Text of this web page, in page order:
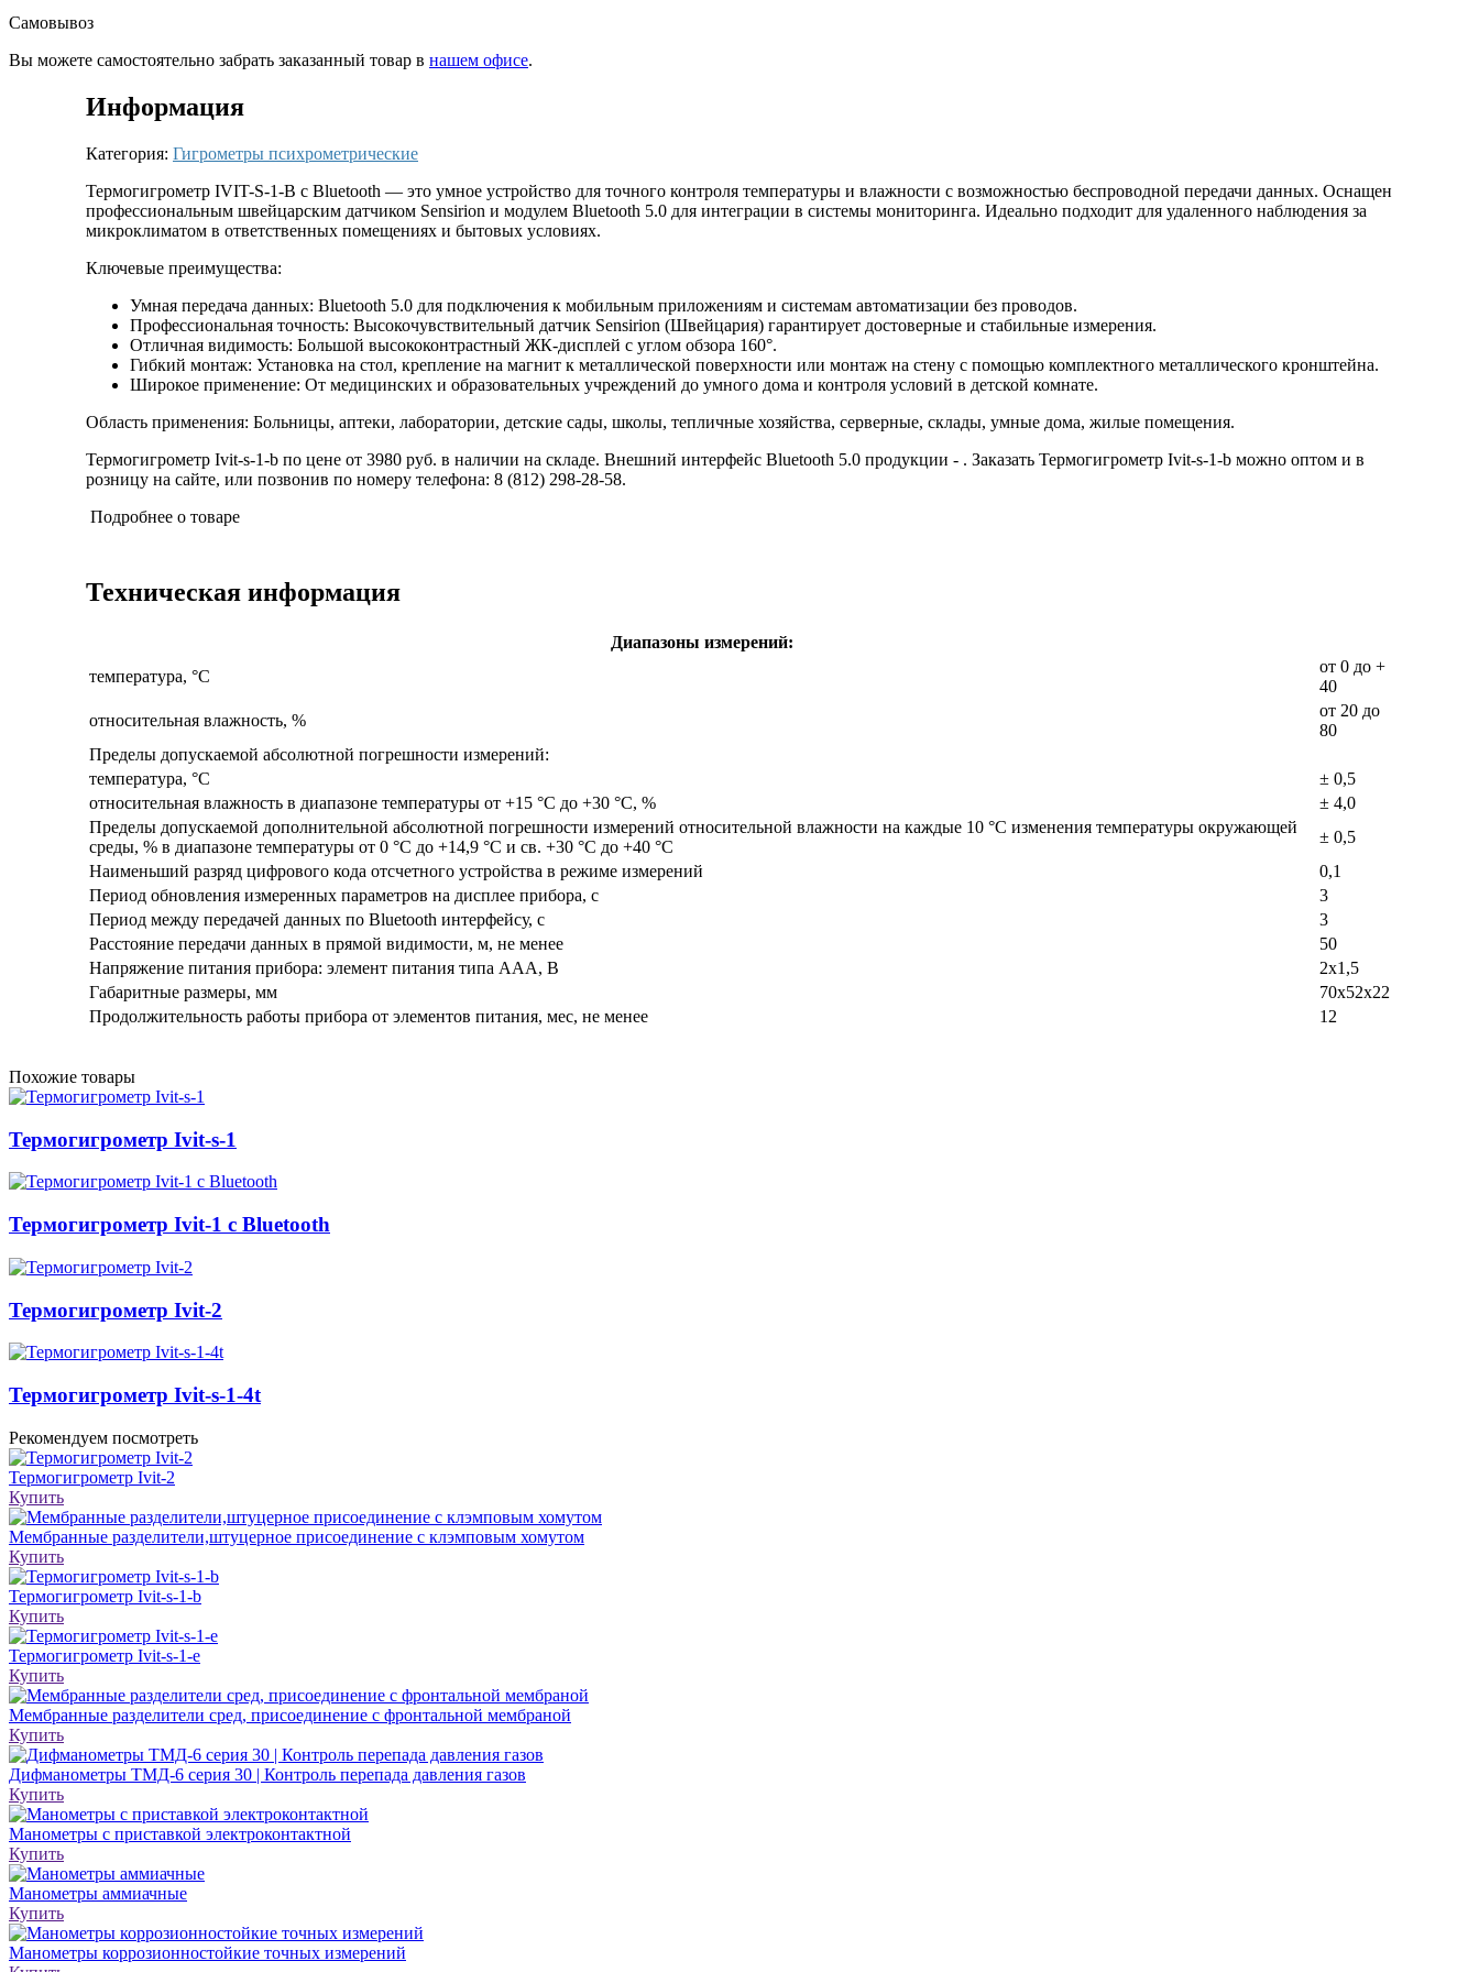
Самовывоз
Вы можете самостоятельно забрать заказанный товар в нашем офисе.
Информация
Категория: Гигрометры психрометрические
Термогигрометр IVIT-S-1-B с Bluetooth — это умное устройство для точного контроля температуры и влажности с возможностью беспроводной передачи данных. Оснащен
профессиональным швейцарским датчиком Sensirion и модулем Bluetooth 5.0 для интеграции в системы мониторинга. Идеально подходит для удаленного наблюдения за
микроклиматом в ответственных помещениях и бытовых условиях.
Ключевые преимущества:
Умная передача данных: Bluetooth 5.0 для подключения к мобильным приложениям и системам автоматизации без проводов.
Профессиональная точность: Высокочувствительный датчик Sensirion (Швейцария) гарантирует достоверные и стабильные измерения.
Отличная видимость: Большой высококонтрастный ЖК-дисплей с углом обзора 160°.
Гибкий монтаж: Установка на стол, крепление на магнит к металлической поверхности или монтаж на стену с помощью комплектного металлического кронштейна.
Широкое применение: От медицинских и образовательных учреждений до умного дома и контроля условий в детской комнате.
Область применения: Больницы, аптеки, лаборатории, детские сады, школы, тепличные хозяйства, серверные, склады, умные дома, жилые помещения.
Термогигрометр Ivit-s-1-b по цене от 3980 руб. в наличии на складе. Внешний интерфейс Bluetooth 5.0 продукции - . Заказать Термогигрометр Ivit-s-1-b можно оптом и в
розницу на сайте, или позвонив по номеру телефона: 8 (812) 298-28-58.
Подробнее о товаре
Техническая информация
Диапазоны измерений:
температура, °С
от 0 до +
40
относительная влажность, %
от 20 до
80
Пределы допускаемой абсолютной погрешности измерений:
температура, °С
± 0,5
относительная влажность в диапазоне температуры от +15 °C до +30 °C, %
± 4,0
Пределы допускаемой дополнительной абсолютной погрешности измерений относительной влажности на каждые 10 °C изменения температуры окружающей
среды, % в диапазоне температуры от 0 °C до +14,9 °C и св. +30 °C до +40 °C
± 0,5
Наименьший разряд цифрового кода отсчетного устройства в режиме измерений
0,1
Период обновления измеренных параметров на дисплее прибора, с
3
Период между передачей данных по Bluetooth интерфейсу, с
3
Расстояние передачи данных в прямой видимости, м, не менее
50
Напряжение питания прибора: элемент питания типа AAA, В
2х1,5
Габаритные размеры, мм
70х52х22
Продолжительность работы прибора от элементов питания, мес, не менее
12
Похожие товары
Термогигрометр Ivit-s-1
Термогигрометр Ivit-1 c Bluetooth
Термогигрометр Ivit-2
Термогигрометр Ivit-s-1-4t
Рекомендуем посмотреть
Термогигрометр Ivit-2
Купить
Мембранные разделители,штуцерное присоединение с клэмповым хомутом
Купить
Термогигрометр Ivit-s-1-b
Купить
Термогигрометр Ivit-s-1-e
Купить
Мембранные разделители сред, присоединение с фронтальной мембраной
Купить
Дифманометры ТМД-6 серия 30 | Контроль перепада давления газов
Купить
Манометры с приставкой электроконтактной
Купить
Манометры аммиачные
Купить
Манометры коррозионностойкие точных измерений